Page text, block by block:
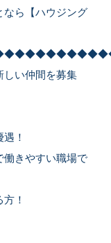
なら【ハウジング
しい仲間を募集
！
きやすい職場で
！